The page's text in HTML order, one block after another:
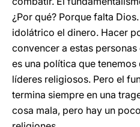
¿Por qué? Porque falta
idolátrico el dinero. Hacer
convencer a estas
es una política que
líderes religiosos. Pero el
termina siempre en una
cosa mala, pero hay un